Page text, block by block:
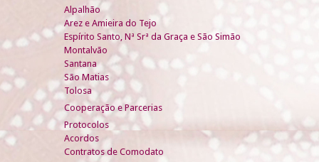
Alpalhão
Arez e Amieira do Tejo
Espírito Santo, Nª Srª da Graça e São Simão
Montalvão
Santana
São Matias
Tolosa
Cooperação e Parcerias
Protocolos
Acordos
Contratos de Comodato